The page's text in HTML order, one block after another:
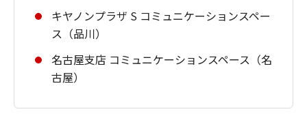
キヤノンプラザ S コミュニケーションスペー
ス（品川）
名古屋支店 コミュニケーションスペース（名
古屋）